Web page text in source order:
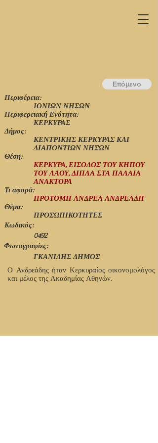
Περιφέρεια:
Ο Ανδρεάδης ήταν Κερκυραίος οικονομολόγος
και μέλος της Ακαδημίας Αθηνών.
ΚΕΡΚΥΡΑΣ
ΙΟΝΙΩΝ ΝΗΣΩΝ
Περιφερειακή Ενότητα:
ΚΕΝΤΡΙΚΗΣ ΚΕΡΚΥΡΑΣ ΚΑΙ
ΔΙΑΠΟΝΤΙΩΝ ΝΗΣΩΝ
Δήμος:
Θέση:
ΚΕΡΚΥΡΑ, ΕΙΣΟΔΟΣ ΤΟΥ ΚΗΠΟΥ
ΤΟΥ ΛΑΟΥ, ΔΙΠΛΑ ΣΤΑ ΠΑΛΑΙΑ
ΑΝΑΚΤΟΡΑ
Τι αφορά:
ΠΡΟΤΟΜΗ ΑΝΔΡΕΑ ΑΝΔΡΕΑΔΗ
Θέμα:
ΠΡΟΣΩΠΙΚΟΤΗΤΕΣ
Φωτογραφίες:
ΓΚΑΝΙΔΗΣ ΔΗΜΟΣ
Κωδικός:
0492
Επόμενο